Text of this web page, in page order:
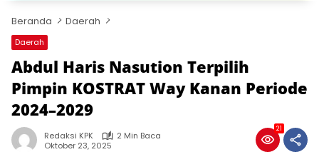
Beranda Daerah
Daerah
Abdul Haris Nasution Terpilih
Pimpin KOSTRAT Way Kanan Periode
2024–2029
Redaksi KPK
2 Min Baca
Oktober 23, 2025
21